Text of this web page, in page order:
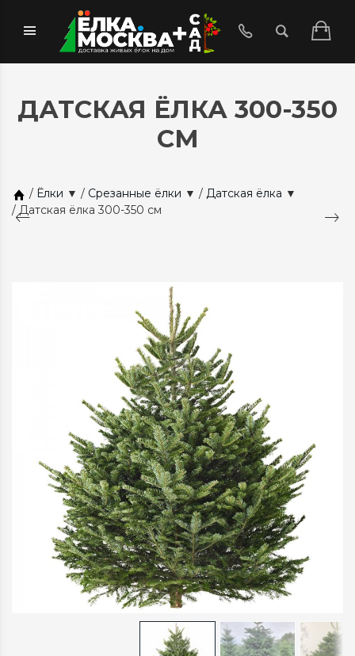
ДАТСКАЯ ЁЛКА 300-350
СМ
/ Ёлки ▼ / Срезанные ёлки ▼ / Датская ёлка ▼
/ Датская ёлка 300-350 см